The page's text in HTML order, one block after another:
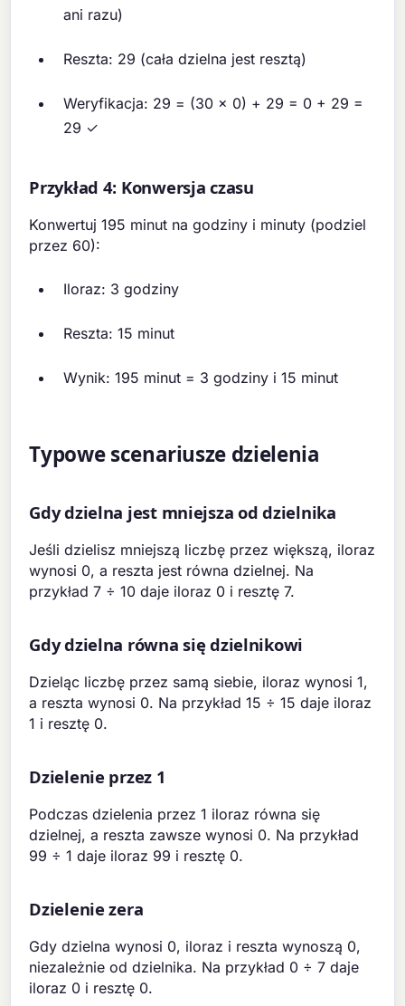
ani razu)
Reszta: 29 (cała dzielna jest resztą)
Weryfikacja: 29 = (30 × 0) + 29 = 0 + 29 =
29 ✓
Przykład 4: Konwersja czasu
Konwertuj 195 minut na godziny i minuty (podziel
przez 60):
Iloraz: 3 godziny
Reszta: 15 minut
Wynik: 195 minut = 3 godziny i 15 minut
Typowe scenariusze dzielenia
Gdy dzielna jest mniejsza od dzielnika
Jeśli dzielisz mniejszą liczbę przez większą, iloraz
wynosi 0, a reszta jest równa dzielnej. Na
przykład 7 ÷ 10 daje iloraz 0 i resztę 7.
Gdy dzielna równa się dzielnikowi
Dzieląc liczbę przez samą siebie, iloraz wynosi 1,
a reszta wynosi 0. Na przykład 15 ÷ 15 daje iloraz
1 i resztę 0.
Dzielenie przez 1
Podczas dzielenia przez 1 iloraz równa się
dzielnej, a reszta zawsze wynosi 0. Na przykład
99 ÷ 1 daje iloraz 99 i resztę 0.
Dzielenie zera
Gdy dzielna wynosi 0, iloraz i reszta wynoszą 0,
niezależnie od dzielnika. Na przykład 0 ÷ 7 daje
iloraz 0 i resztę 0.